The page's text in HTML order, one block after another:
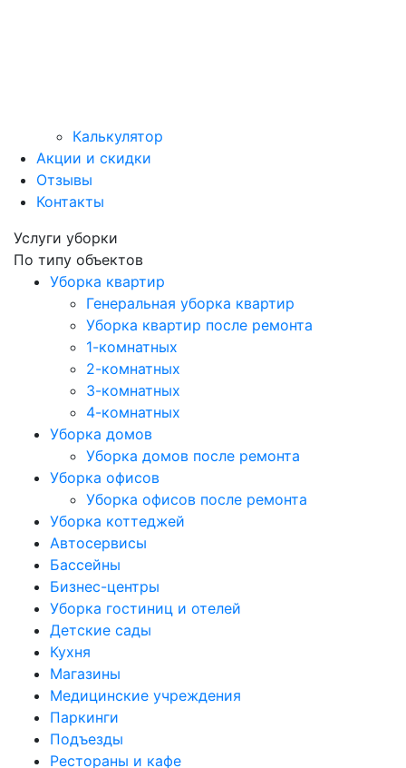
Калькулятор
Акции и скидки
Отзывы
Контакты
Услуги уборки
По типу объектов
Уборка квартир
Генеральная уборка квартир
Уборка квартир после ремонта
1-комнатных
2-комнатных
3-комнатных
4-комнатных
Уборка домов
Уборка домов после ремонта
Уборка офисов
Уборка офисов после ремонта
Уборка коттеджей
Автосервисы
Бассейны
Бизнес-центры
Уборка гостиниц и отелей
Детские сады
Кухня
Магазины
Медицинские учреждения
Паркинги
Подъезды
Рестораны и кафе